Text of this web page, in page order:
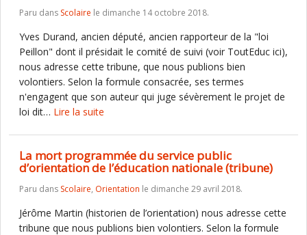
Paru dans Scolaire le dimanche 14 octobre 2018.
Yves Durand, ancien député, ancien rapporteur de la "loi
Peillon" dont il présidait le comité de suivi (voir ToutEduc ici),
nous adresse cette tribune, que nous publions bien
volontiers. Selon la formule consacrée, ses termes
n'engagent que son auteur qui juge sévèrement le projet de
loi dit… Lire la suite
La mort programmée du service public
d’orientation de l’éducation nationale (tribune)
Paru dans Scolaire, Orientation le dimanche 29 avril 2018.
Jérôme Martin (historien de l’orientation) nous adresse cette
tribune que nous publions bien volontiers. Selon la formule